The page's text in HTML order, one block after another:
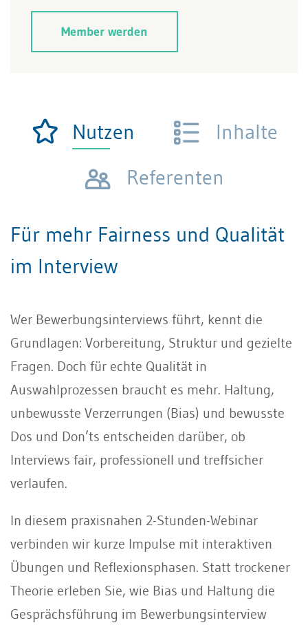
Member werden
Nutzen
Inhalte
Referenten
Für mehr Fairness und Qualität
im Interview
Wer Bewerbungsinterviews führt, kennt die
Grundlagen: Vorbereitung, Struktur und gezielte
Fragen. Doch für echte Qualität in
Auswahlprozessen braucht es mehr. Haltung,
unbewusste Verzerrungen (Bias) und bewusste
Dos und Don’ts entscheiden darüber, ob
Interviews fair, professionell und treffsicher
verlaufen.
In diesem praxisnahen 2-Stunden-Webinar
verbinden wir kurze Impulse mit interaktiven
Übungen und Reflexionsphasen. Statt trockener
Theorie erleben Sie, wie Bias und Haltung die
Gesprächsführung im Bewerbungsinterview